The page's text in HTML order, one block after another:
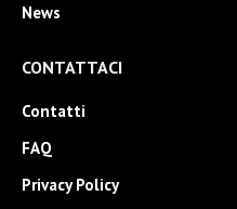
News
CONTATTACI
Contatti
FAQ
Privacy Policy